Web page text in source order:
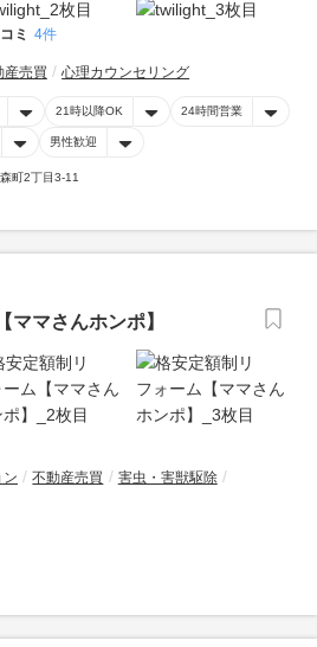
ミ 4件
産売買 心理カウンセリング
21時以降OK 24時間営業
男性歓迎
町2丁目3-11
ママさんホンポ】
不動産売買
害虫・害獣駆除